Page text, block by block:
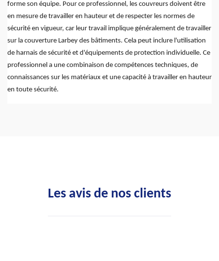
forme son équipe. Pour ce professionnel, les couvreurs doivent être
en mesure de travailler en hauteur et de respecter les normes de
sécurité en vigueur, car leur travail implique généralement de travailler
sur la couverture Larbey des bâtiments. Cela peut inclure l'utilisation
de harnais de sécurité et d'équipements de protection individuelle. Ce
professionnel a une combinaison de compétences techniques, de
connaissances sur les matériaux et une capacité à travailler en hauteur
en toute sécurité.
Les avis de nos clients